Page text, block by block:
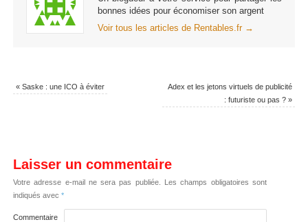
bonnes idées pour économiser son argent
Voir tous les articles de Rentables.fr →
«Saske : une ICO à éviter
Adex et les jetons virtuels de publicité
: futuriste ou pas ?»
Laisser un commentaire
Votre adresse e-mail ne sera pas publiée.
Les champs obligatoires sont
indiqués avec *
Commentaire